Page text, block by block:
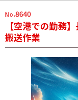
No.8640
【空港での勤務
搬送作業